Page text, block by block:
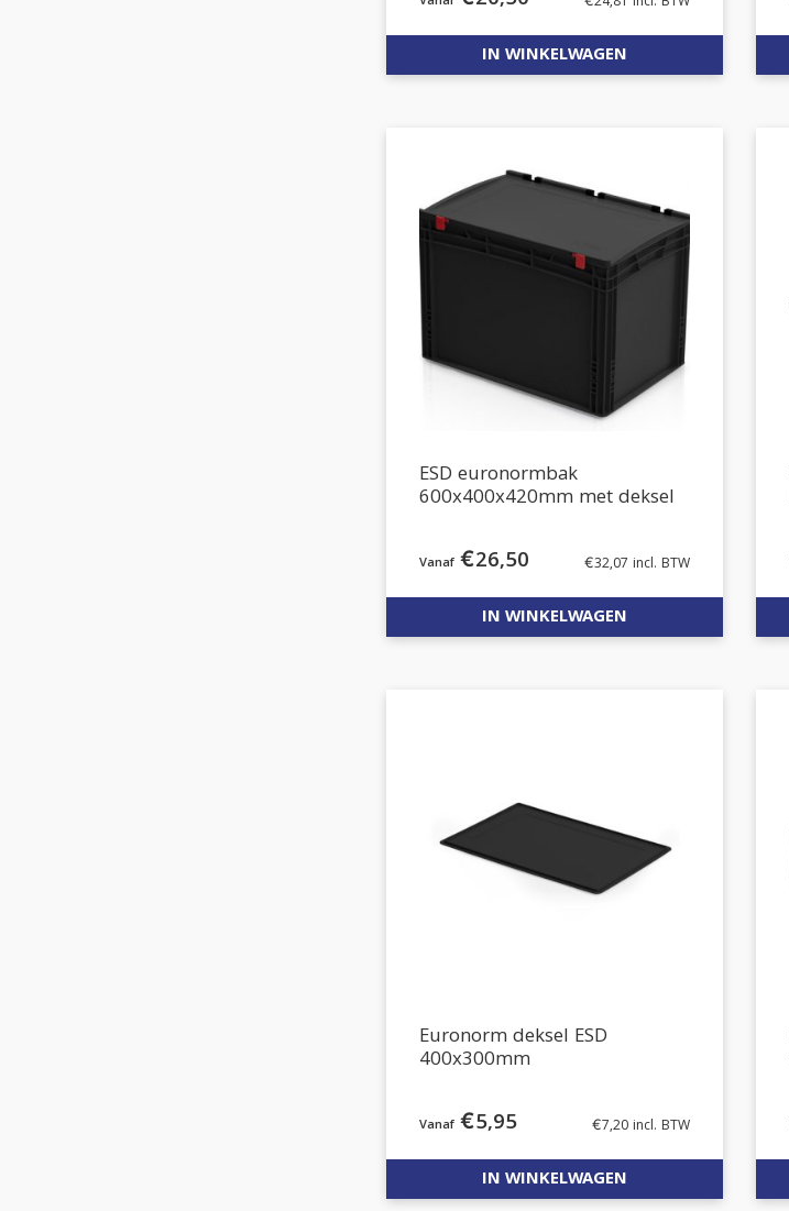
IN WINKELWAGEN
ESD euronormbak
600x400x420mm met deksel
€26,50 €32,07 incl. BTW
IN WINKELWAGEN
Euronorm deksel ESD
400x300mm
€5,95 €7,20incl. BTW
IN WINKELWAGEN